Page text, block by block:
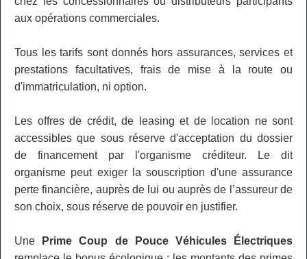
aux opérations commerciales.
Tous les tarifs sont donnés hors assurances, services et
prestations facultatives, frais de mise à la route ou
d'immatriculation, ni option.
Les offres de crédit, de leasing et de location ne sont
accessibles que sous réserve d'acceptation du dossier
de financement par l'organisme créditeur. Le dit
organisme peut exiger la souscription d'une assurance
perte financière, auprès de lui ou auprès de l’assureur de
son choix, sous réserve de pouvoir en justifier.
Une
Prime Coup de Pouce Véhicules Électriques